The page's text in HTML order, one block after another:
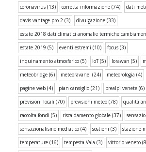
coronavirus (13) corretta informazione (74) dati
davis vantage pro 2 (3) divulgazione (33)
estate 2018 dati climatici anomalie termiche
estate 2019 (5) eventi estremi (10) focus (3)
inquinamento atmosferico (5) IoT(5) lorawan (5)
meteobridge (6) meteoravanel (24) meteorologia (4)
pagine web (4) pian cansiglio (21) prealpi venete (6)
previsioni locali (70) previsioni meteo (78) qualità
raccolta fondi (5) riscaldamento globale (37)
sensazionalismo mediatico (4) sostieni (3) stazione
temperature (16) tempesta Vaia (3) vittorio veneto